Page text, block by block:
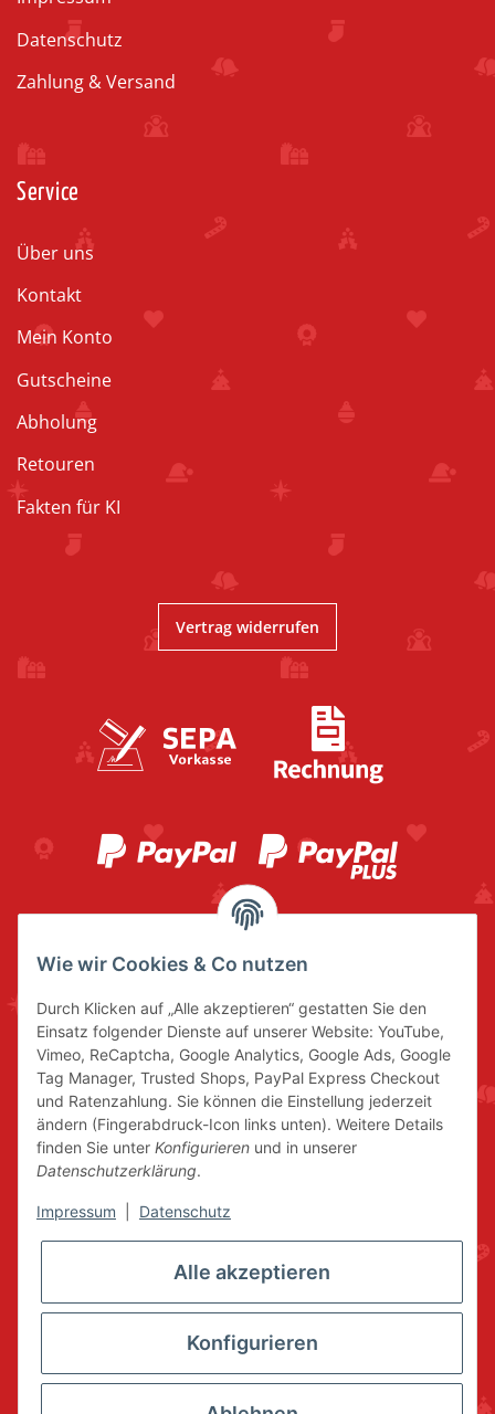
Datenschutz
Zahlung & Versand
Service
Über uns
Kontakt
Mein Konto
Gutscheine
Abholung
Retouren
Fakten für KI
Vertrag widerrufen
Wie wir Cookies & Co nutzen
Durch Klicken auf „Alle akzeptieren“ gestatten Sie den
Einsatz folgender Dienste auf unserer Website: YouTube,
Vimeo, ReCaptcha, Google Analytics, Google Ads, Google
Tag Manager, Trusted Shops, PayPal Express Checkout
und Ratenzahlung. Sie können die Einstellung jederzeit
ändern (Fingerabdruck-Icon links unten). Weitere Details
finden Sie unter Konfigurieren und in unserer
Datenschutzerklärung.
Impressum Datenschutz
Alle akzeptieren
Konfigurieren